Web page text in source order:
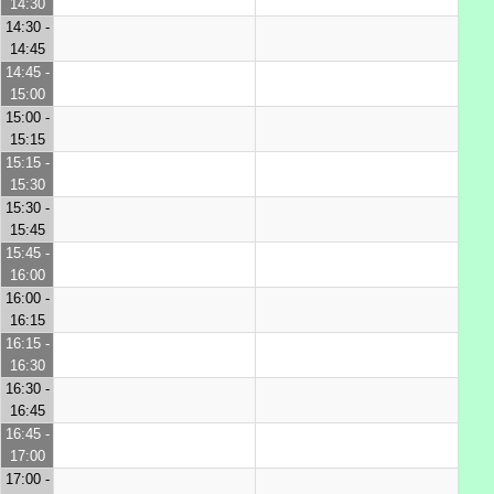
14:30
14:30 -
14:45
14:45 -
15:00
15:00 -
15:15
15:15 -
15:30
15:30 -
15:45
15:45 -
16:00
16:00 -
16:15
16:15 -
16:30
16:30 -
16:45
16:45 -
17:00
17:00 -